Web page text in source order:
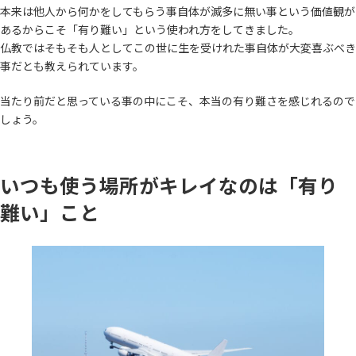
本来は他人から何かをしてもらう事自体が滅多に無い事という価値観が
あるからこそ「有り難い」という使われ方をしてきました。
仏教ではそもそも人としてこの世に生を受けれた事自体が大変喜ぶべき
事だとも教えられています。
当たり前だと思っている事の中にこそ、本当の有り難さを感じれるので
しょう。
いつも使う場所がキレイなのは「有り
難い」こと